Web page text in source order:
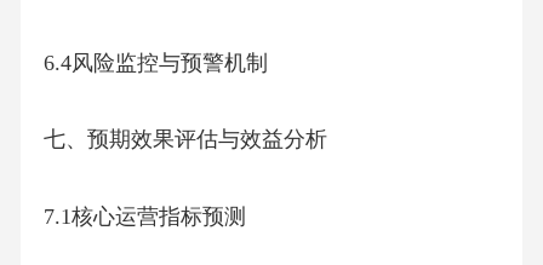
6.4风险监控与预警机制
七、预期效果评估与效益分析
7.1核心运营指标预测